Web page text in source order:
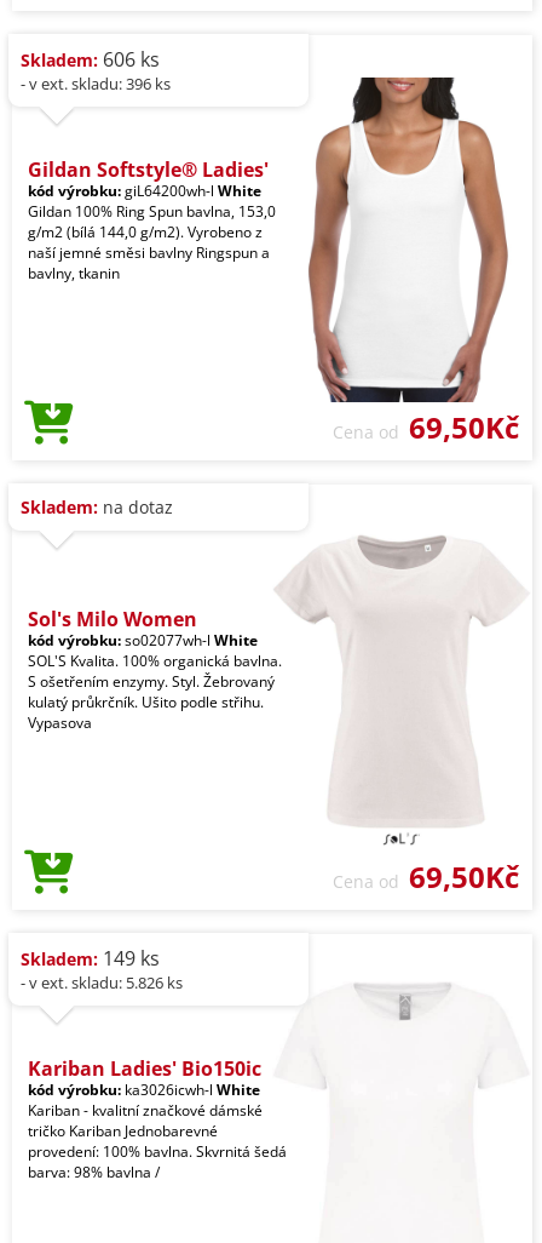
Skladem: 606 ks
- v ext. skladu: 396 ks
Gildan Softstyle® Ladies'
kód výrobku:giL64200wh-l White
Gildan 100% Ring Spun bavlna, 153,0
g/m2 (bílá 144,0 g/m2). Vyrobeno z
naší jemné směsi bavlny Ringspun a
bavlny, tkanin
Cena od 69,50Kč
Skladem: na dotaz
Sol's Milo Women
kód výrobku:so02077wh-l White
SOL'S Kvalita. 100% organická bavlna.
S ošetřením enzymy. Styl. Žebrovaný
kulatý průkrčník. Ušito podle střihu.
Vypasova
Cena od 69,50Kč
Skladem: 149 ks
- v ext. skladu: 5.826 ks
Kariban Ladies' Bio150ic
kód výrobku: ka3026icwh-l White
Kariban - kvalitní značkové dámské
tričko Kariban Jednobarevné
provedení: 100% bavlna. Skvrnitá šedá
barva: 98% bavlna /